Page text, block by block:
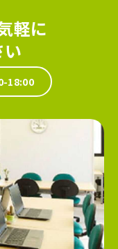
軽に
18:00